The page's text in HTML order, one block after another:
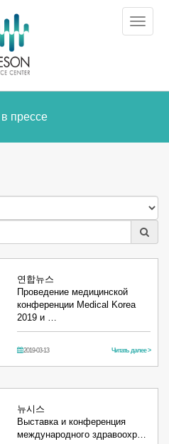
Toggle
прессе
연합뉴스
Проведение медицинской
конференции Medical Korea
2019 и …
2019-03-13 Читать далее >
뉴시스
Выставка и конференция
международного здравоохр…